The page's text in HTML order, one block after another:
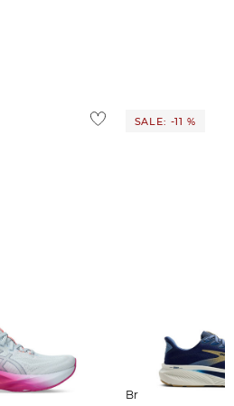
NOVABLAST 5
SALE: -11 %
Brooks | Herren Laufschuhe GHOST